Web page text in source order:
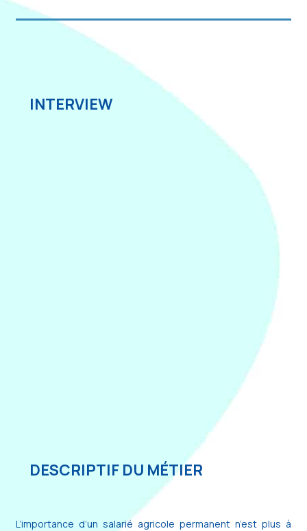
INTERVIEW
DESCRIPTIF DU MÉTIER
L’importance d’un salarié agricole permanent n’est plus à